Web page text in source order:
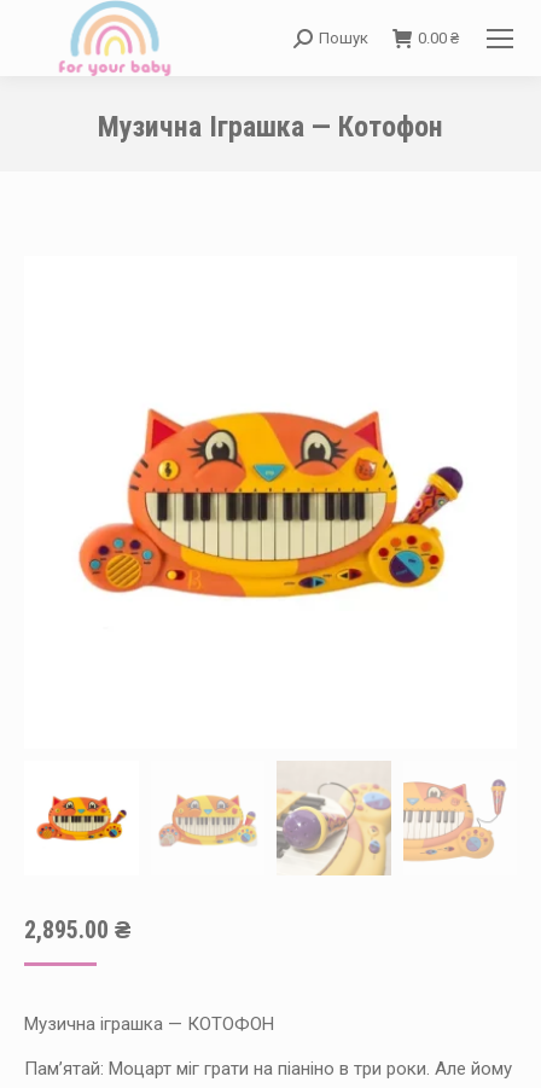
Search:
Пошук 0.00 ₴
Музична Іграшка — Котофон
2,895.00 ₴
Музична іграшка — КОТОФОН
Пам’ятай: Моцарт міг грати на піаніно в три роки. Але йому